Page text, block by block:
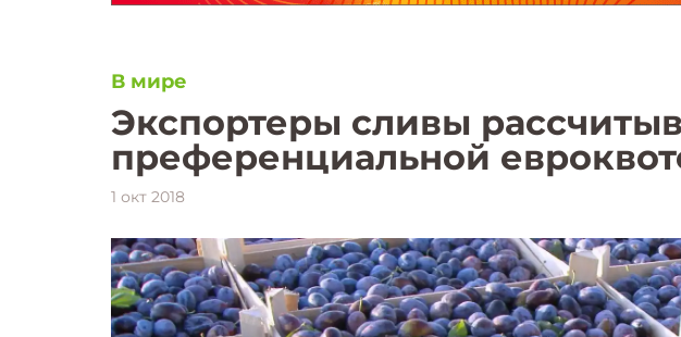
В мире
Экспортеры сливы
преференциальной
1 окт 2018